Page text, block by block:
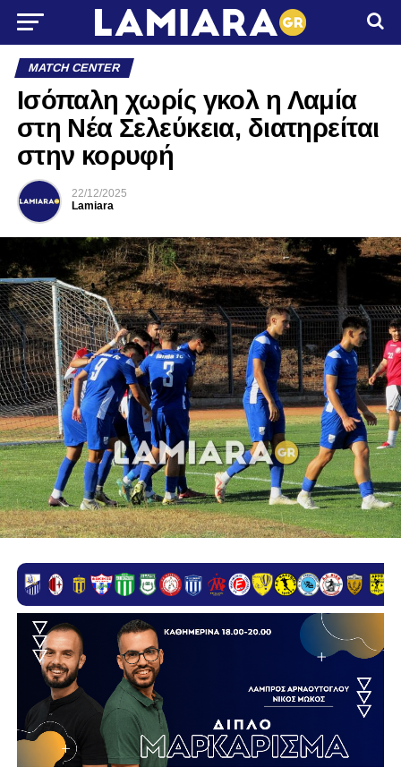
MATCH CENTER
Ισόπαλη χωρίς γκολ η Λαμία
στη Νέα Σελεύκεια, διατηρείται
στην κορυφή
22/12/2025
Lamiara